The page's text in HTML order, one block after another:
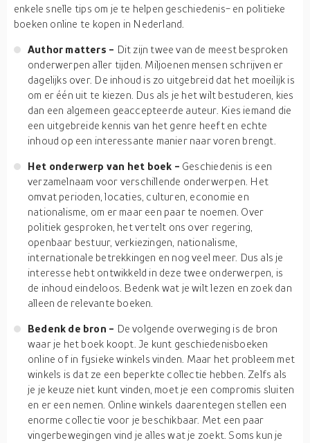
enkele snelle tips om je te helpen geschiedenis- en politieke
boeken online te kopen in Nederland.
Author matters - Dit zijn twee van de meest besproken
onderwerpen aller tijden. Miljoenen mensen schrijven er
dagelijks over. De inhoud is zo uitgebreid dat het moeilijk is
om er één uit te kiezen. Dus als je het wilt bestuderen, kies
dan een algemeen geaccepteerde auteur. Kies iemand die
een uitgebreide kennis van het genre heeft en echte
inhoud op een interessante manier naar voren brengt.
Het onderwerp van het boek - Geschiedenis is een
verzamelnaam voor verschillende onderwerpen. Het
omvat perioden, locaties, culturen, economie en
nationalisme, om er maar een paar te noemen. Over
politiek gesproken, het vertelt ons over regering,
openbaar bestuur, verkiezingen, nationalisme,
internationale betrekkingen en nog veel meer. Dus als je
interesse hebt ontwikkeld in deze twee onderwerpen, is
de inhoud eindeloos. Bedenk wat je wilt lezen en zoek dan
alleen de relevante boeken.
Bedenk de bron - De volgende overweging is de bron
waar je het boek koopt. Je kunt geschiedenisboeken
online of in fysieke winkels vinden. Maar het probleem met
winkels is dat ze een beperkte collectie hebben. Zelfs als
je je keuze niet kunt vinden, moet je een compromis sluiten
en er een nemen. Online winkels daarentegen stellen een
enorme collectie voor je beschikbaar. Met een paar
vingerbewegingen vind je alles wat je zoekt. Soms kun je